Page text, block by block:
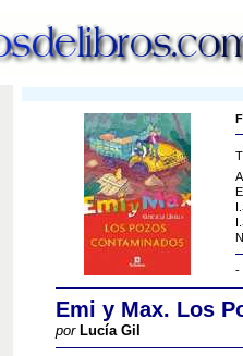
-
Emi y Max. Los
por Lucía Gil